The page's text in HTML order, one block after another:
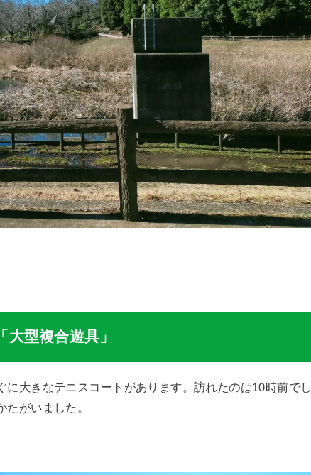
型複合遊具」
大きなテニスコートがあります。訪れたのは10時前でし
がいました。